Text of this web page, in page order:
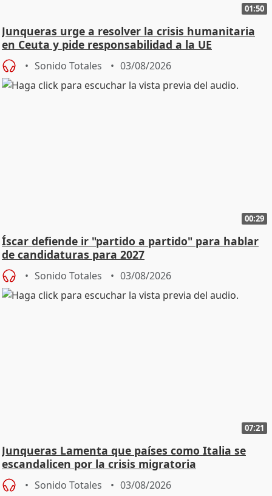
01:50
Junqueras urge a resolver la crisis humanitaria
en Ceuta y pide responsabilidad a la UE
Sonido Totales 03/08/2026
00:29
Íscar defiende ir "partido a partido" para hablar
de candidaturas para 2027
Sonido Totales 03/08/2026
07:21
Junqueras Lamenta que países como Italia se
escandalicen por la crisis migratoria
Sonido Totales 03/08/2026